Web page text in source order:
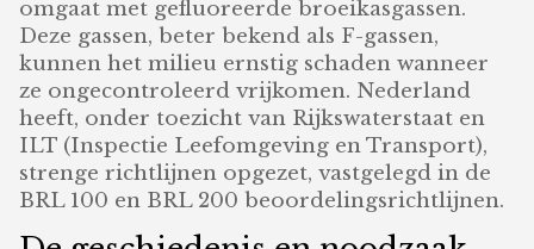
omgaat met gefluoreerde broeikasgassen.
Deze gassen, beter bekend als F-gassen,
kunnen het milieu ernstig schaden wanneer
ze ongecontroleerd vrijkomen. Nederland
heeft, onder toezicht van Rijkswaterstaat en
ILT (Inspectie Leefomgeving en Transport),
strenge richtlijnen opgezet, vastgelegd in de
BRL 100 en BRL 200 beoordelingsrichtlijnen.